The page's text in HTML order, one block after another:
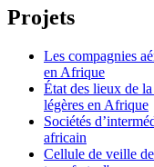
Projets
Les compagnies
en Afrique
État des lieux de
légères en Afrique
Sociétés
africain
Cellule de veille